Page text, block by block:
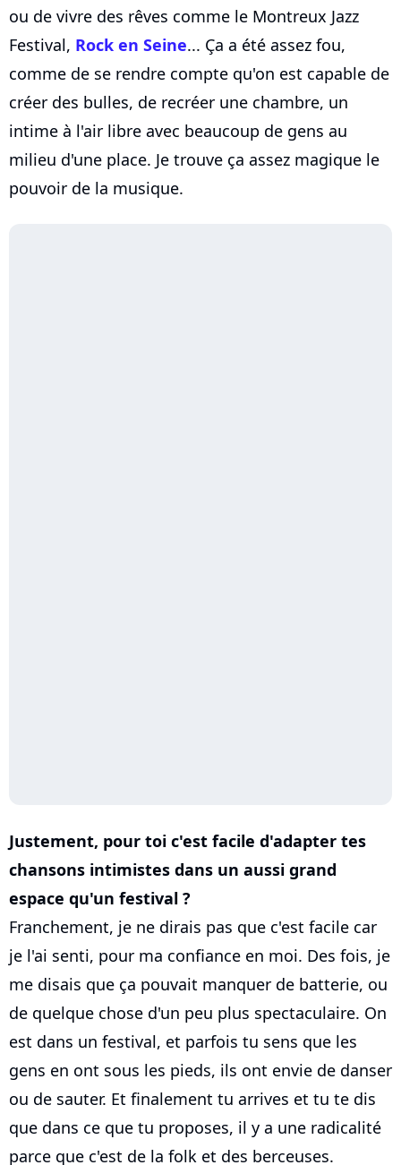
ou de vivre des rêves comme le Montreux Jazz
Festival, Rock en Seine... Ça a été assez fou,
comme de se rendre compte qu'on est capable de
créer des bulles, de recréer une chambre, un
intime à l'air libre avec beaucoup de gens au
milieu d'une place. Je trouve ça assez magique le
pouvoir de la musique.
Justement, pour toi c'est facile d'adapter tes
chansons intimistes dans un aussi grand
espace qu'un festival ?
Franchement, je ne dirais pas que c'est facile car
je l'ai senti, pour ma confiance en moi. Des fois, je
me disais que ça pouvait manquer de batterie, ou
de quelque chose d'un peu plus spectaculaire. On
est dans un festival, et parfois tu sens que les
gens en ont sous les pieds, ils ont envie de danser
ou de sauter. Et finalement tu arrives et tu te dis
que dans ce que tu proposes, il y a une radicalité
parce que c'est de la folk et des berceuses.